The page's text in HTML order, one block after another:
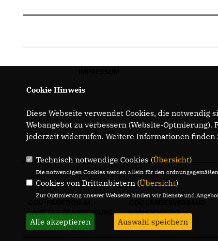
LANDTAG BRANDENBURG
BRANDENBURG
Cookie Hinweis
Diese Webseite verwendet Cookies, die
Webangebot zu verbessern (Website-
jederzeit widerrufen. Weitere Informationen finden
Technisch notwendige Cookies (Übersicht)
Die notwendigen Cookies werden allein für den
Cookies von Drittanbietern (Übersicht)
Zur Optimierung unserer Webseite binden wir Dienste und
Alle akzeptieren Auswahl speichern